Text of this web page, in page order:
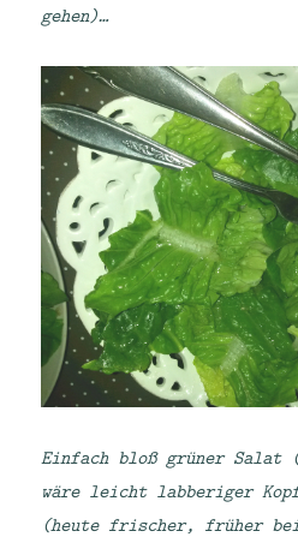
gehen)…
Einfach bloß grüner Salat
wäre leicht labberiger
(heute frischer, früher